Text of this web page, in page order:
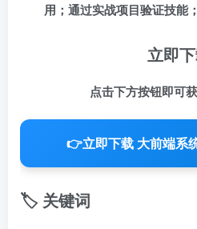
用；通过实战项目验证技能
立即
点击下方按钮即可
👉立即下载 大前端系
🏷️ 关键词